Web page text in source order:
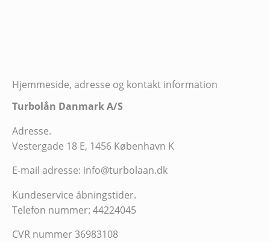
Hjemmeside, adresse og kontakt information
Turbolån Danmark A/S
Adresse.
Vestergade 18 E, 1456 København K
E-mail adresse: info@turbolaan.dk
Kundeservice åbningstider.
Telefon nummer: 44224045
CVR nummer 36983108